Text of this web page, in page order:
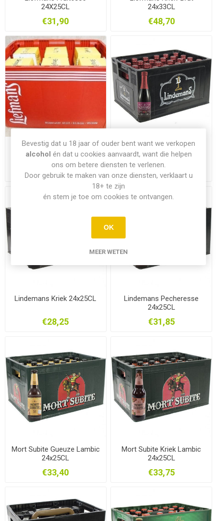
24X25CL
€31,90
24x33CL
€48,70
Liefmans Yell-Oh on the
rocks 24x25CL
€27,35
Lindemans Framboise
24x25CL
€34,55
Lindemans Kriek 24x25CL
€28,25
Lindemans Pecheresse
24x25CL
€31,85
Mort Subite Gueuze Lambic
24x25CL
€33,40
Mort Subite Kriek Lambic
24x25CL
€33,75
Bevestig dat u 18 jaar of ouder bent want we verkopen
alcohol én dat u cookies aanvaardt, want die helpen
ons om betere diensten te verlenen.
Door gebruik te maken van onze diensten, verklaart u
18+ te zijn
én stem je toe om cookies te ontvangen.
OK
MEER WETEN